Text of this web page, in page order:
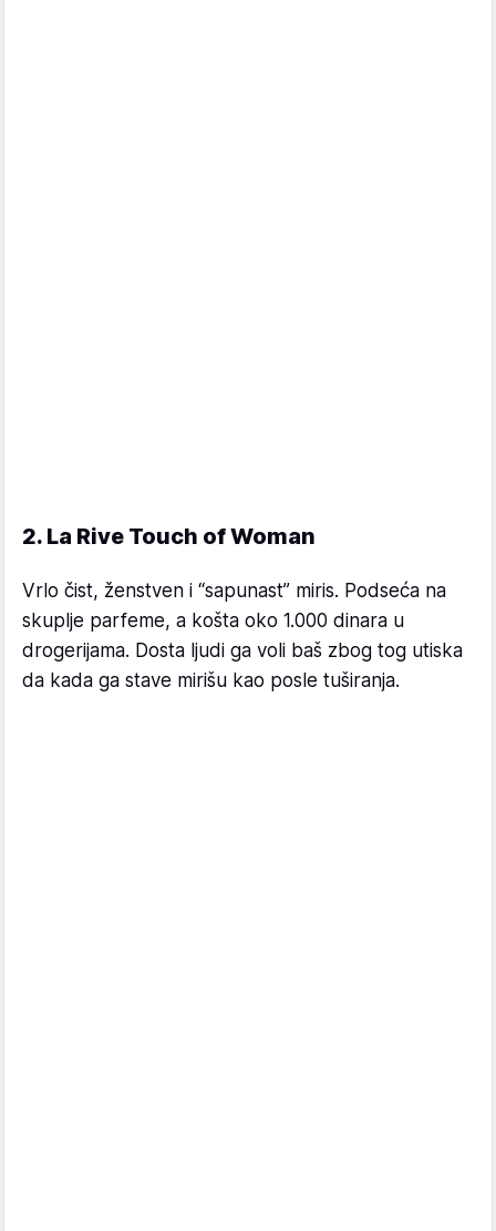
2. La Rive Touch of Woman
Vrlo čist, ženstven i “sapunast” miris. Podseća na
skuplje parfeme, a košta oko 1.000 dinara u
drogerijama. Dosta ljudi ga voli baš zbog tog utiska
da kada ga stave mirišu kao posle tuširanja.